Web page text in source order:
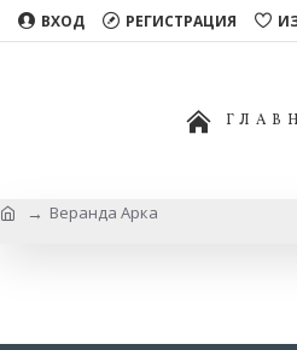
ВХОД РЕГИСТРАЦИЯ
Веранда Арка